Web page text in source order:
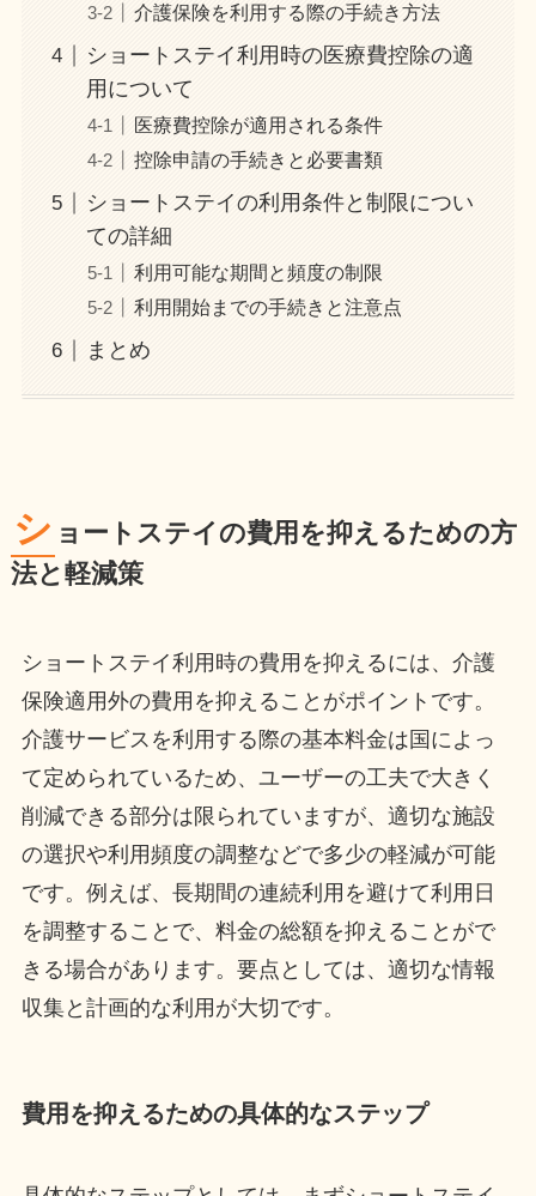
介護保険を利用する際の手続き方法
ショートステイ利用時の医療費控除の適
用について
医療費控除が適用される条件
控除申請の手続きと必要書類
ショートステイの利用条件と制限につい
ての詳細
利用可能な期間と頻度の制限
利用開始までの手続きと注意点
まとめ
シ ョートステイの費用を抑えるための方
法と軽減策
ショートステイ利用時の費用を抑えるには、介護
保険適用外の費用を抑えることがポイントです。
介護サービスを利用する際の基本料金は国によっ
て定められているため、ユーザーの工夫で大きく
削減できる部分は限られていますが、適切な施設
の選択や利用頻度の調整などで多少の軽減が可能
です。例えば、長期間の連続利用を避けて利用日
を調整することで、料金の総額を抑えることがで
きる場合があります。要点としては、適切な情報
収集と計画的な利用が大切です。
費用を抑えるための具体的なステップ